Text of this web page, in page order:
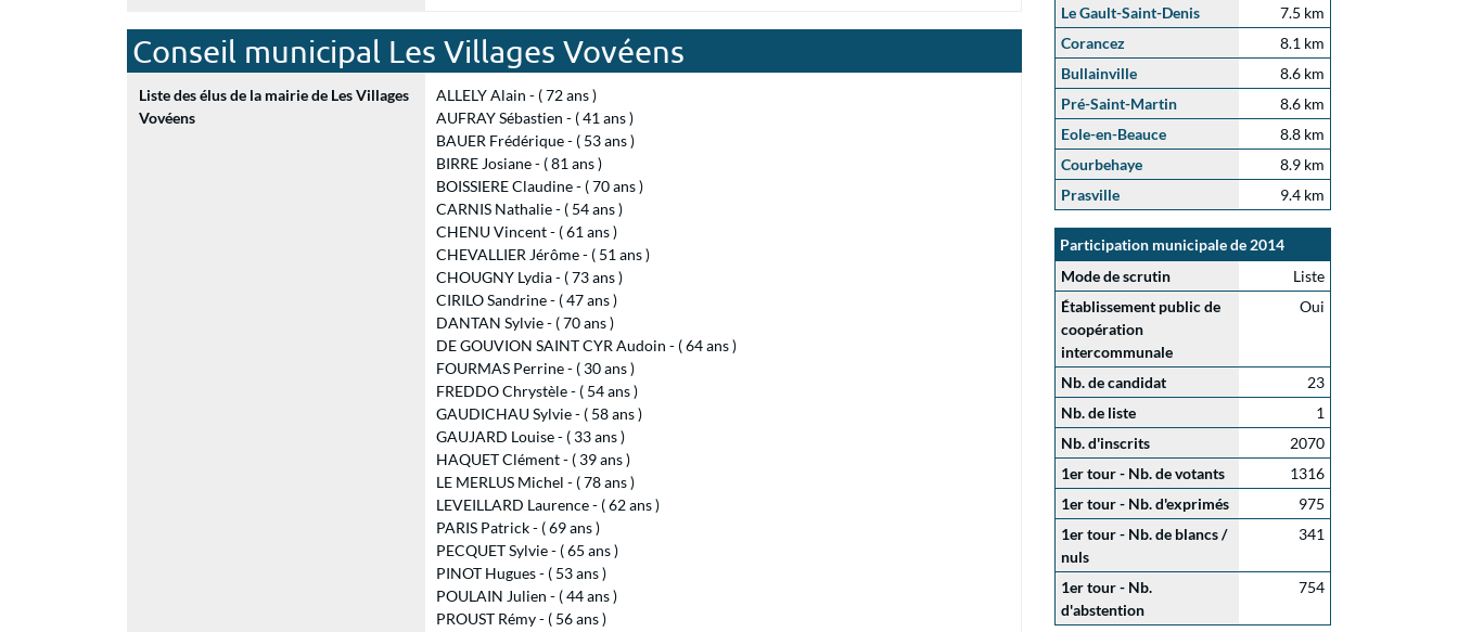
Conseil municipal Les Villages Vovéens
Liste des élus de la mairie de Les Villages
Vovéens
ALLELY Alain - ( 72 ans )
AUFRAY Sébastien - ( 41 ans )
BAUER Frédérique - ( 53 ans )
BIRRE Josiane - ( 81 ans )
BOISSIERE Claudine - ( 70 ans )
CARNIS Nathalie - ( 54 ans )
CHENU Vincent - ( 61 ans )
CHEVALLIER Jérôme - ( 51 ans )
CHOUGNY Lydia - ( 73 ans )
CIRILO Sandrine - ( 47 ans )
DANTAN Sylvie - ( 70 ans )
DE GOUVION SAINT CYR Audoin - ( 64 ans )
FOURMAS Perrine - ( 30 ans )
FREDDO Chrystèle - ( 54 ans )
GAUDICHAU Sylvie - ( 58 ans )
GAUJARD Louise - ( 33 ans )
HAQUET Clément - ( 39 ans )
LE MERLUS Michel - ( 78 ans )
LEVEILLARD Laurence - ( 62 ans )
PARIS Patrick - ( 69 ans )
PECQUET Sylvie - ( 65 ans )
PINOT Hugues - ( 53 ans )
POULAIN Julien - ( 44 ans )
PROUST Rémy - ( 56 ans )
Le Gault-Saint-Denis
7.5 km
Corancez
8.1 km
Bullainville
8.6 km
Pré-Saint-Martin
8.6 km
Eole-en-Beauce
8.8 km
Courbehaye
8.9 km
Prasville
9.4 km
Participation municipale de 2014
Mode de scrutin
Liste
Établissement public de
coopération
intercommunale
Oui
Nb. de candidat
23
Nb. de liste
1
Nb. d'inscrits
2070
1er tour - Nb. de votants
1316
1er tour - Nb. d'exprimés
975
1er tour - Nb. de blancs /
nuls
341
1er tour - Nb.
d'abstention
754